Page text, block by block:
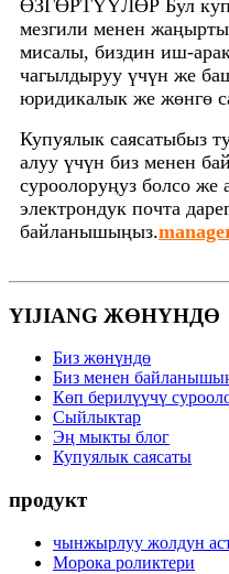
ӨЗГӨРТҮҮЛӨР Бул
мезгили менен
мисалы, биздин иш-
чагылдыруу үчүн же
юридикалык же жөнгө
Купуялык саясатыбыз
алуу үчүн биз менен
суроолоруңуз болсо же
электрондук почта
байланышыңыз.
YIJIANG ЖӨНҮНДӨ
Биз жөнүндө
Биз менен
Көп берилүүчү
Сыйлыктар
Эң мыкты блог
Купуялык саясаты
продукт
чынжырлуу жолдун
Морока роликтери